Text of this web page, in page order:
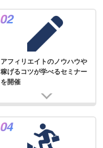
アフィリエイトのノウハウや
稼げるコツが学べるセミナー
を開催